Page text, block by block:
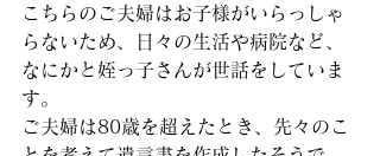
こちらのご夫婦はお子様がいらっしゃ
らないため、日々の生活や病院など、
なにかと姪っ子さんが世話をしていま
す。
ご夫婦は80歳を超えたとき、先々のこ